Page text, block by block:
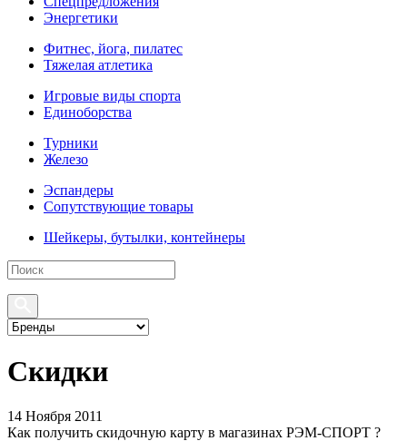
Энергетики
Фитнес, йога, пилатес
Тяжелая атлетика
Игровые виды спорта
Единоборства
Турники
Железо
Эспандеры
Сопутствующие товары
Шейкеры, бутылки, контейнеры
Скидки
14 Ноября 2011
Как получить скидочную карту в магазинах РЭМ-СПОРТ ?